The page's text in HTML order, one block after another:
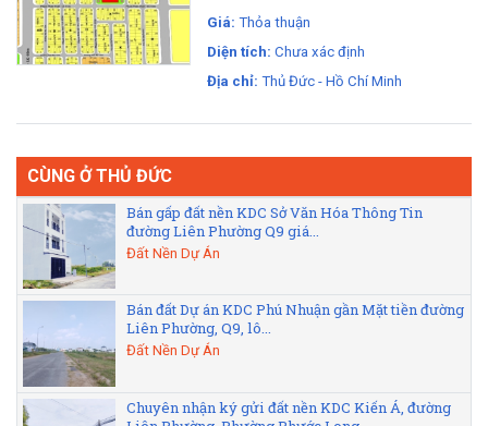
Giá: Thỏa thuận
Diện tích: Chưa xác định
Địa chỉ: Thủ Đức - Hồ Chí Minh
CÙNG Ở THỦ ĐỨC
Bán gấp đất nền KDC Sở Văn Hóa Thông Tin
đường Liên Phường Q9 giá...
Đất Nền Dự Án
Bán đất Dự án KDC Phú Nhuận gần Mặt tiền đường
Liên Phường, Q9, lô...
Đất Nền Dự Án
Chuyên nhận ký gửi đất nền KDC Kiến Á, đường